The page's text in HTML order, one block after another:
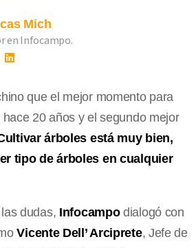
Mich
en Infocampo.
que el mejor momento para
hace 20 años y el segundo mejor
árboles está muy bien,
tipo de árboles en cualquier
dudas, Infocampodialogó con
Vicente Dell’ Arciprete, Jefe de